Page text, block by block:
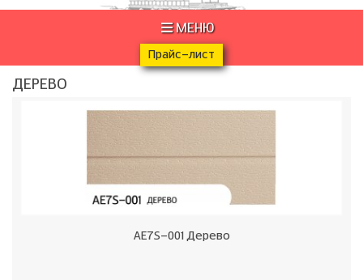
МЕНЮ
Прайс-лист
ДЕРЕВО
AE7S-001 Дерево